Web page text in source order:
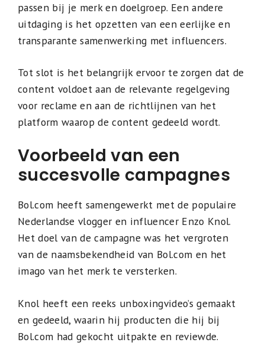
passen bij je merk en doelgroep. Een andere
uitdaging is het opzetten van een eerlijke en
transparante samenwerking met influencers.
Tot slot is het belangrijk ervoor te zorgen dat de
content voldoet aan de relevante regelgeving
voor reclame en aan de richtlijnen van het
platform waarop de content gedeeld wordt.
Voorbeeld van een
succesvolle campagnes
Bol.com heeft samengewerkt met de populaire
Nederlandse vlogger en influencer Enzo Knol.
Het doel van de campagne was het vergroten
van de naamsbekendheid van Bol.com en het
imago van het merk te versterken.
Knol heeft een reeks unboxingvideo’s gemaakt
en gedeeld, waarin hij producten die hij bij
Bol.com had gekocht uitpakte en reviewde.